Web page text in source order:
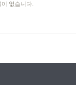
없습니다.